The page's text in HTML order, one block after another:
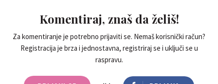
Komentiraj, znaš da želiš!
Za komentiranje je potrebno prijaviti se. Nemaš korisnički račun?
Registracija je brza i jednostavna, registriraj se i uključi se u
raspravu.